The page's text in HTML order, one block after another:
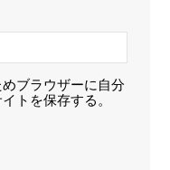
ブラウザーに自分
トを保存する。